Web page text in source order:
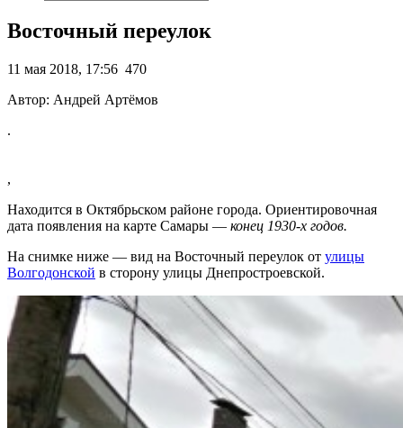
Восточный переулок
11 мая 2018, 17:56 470
Автор: Андрей Артёмов
.
,
Находится в Октябрьском районе города. Ориентировочная
дата появления на карте Самары — конец 1930-х годов.
На снимке ниже — вид на Восточный переулок от улицы
Волгодонской в сторону улицы Днепростроевской.